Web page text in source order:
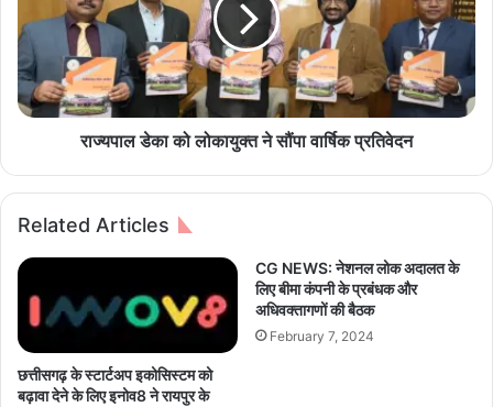
र
चा
न
या
इ
मु
मं
त्री
ष्णु
दे
व
डे
का
को
लो
का
पा
र्षि
क
प्र
ति
वे
द
राज्यपाल डेका को लोकायुक्त ने सौंपा वार्षिक प्रतिवेदन
Related Articles
छत्तीसगढ़ के स्टार्टअप इकोसिस्टम को
बढ़ावा देने के लिए इनोव8 ने रायपुर के
CG NEWS: नेशनल लोक अदालत के
लिए बीमा कंपनी के प्रबंधक और
अधिवक्तागणों की बैठक
February 7, 2024